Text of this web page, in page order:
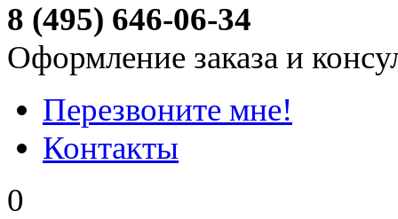
8 (495) 646-06-34
Оформление заказа и
Перезвоните мне!
Контакты
0